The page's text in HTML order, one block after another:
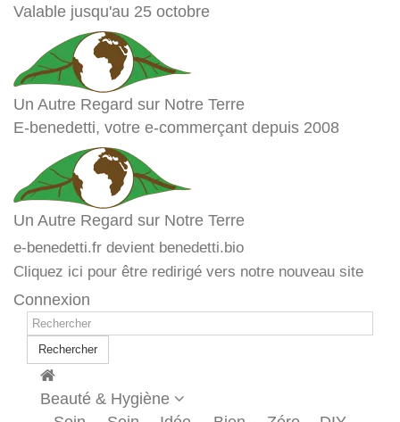
Valable jusqu'au 25 octobre
Un Autre Regard sur Notre Terre
E-benedetti, votre e-commerçant depuis 2008
Un Autre Regard sur Notre Terre
e-benedetti.fr devient benedetti.bio
Cliquez ici pour être redirigé vers notre nouveau site
Connexion
Rechercher
Beauté & Hygiène